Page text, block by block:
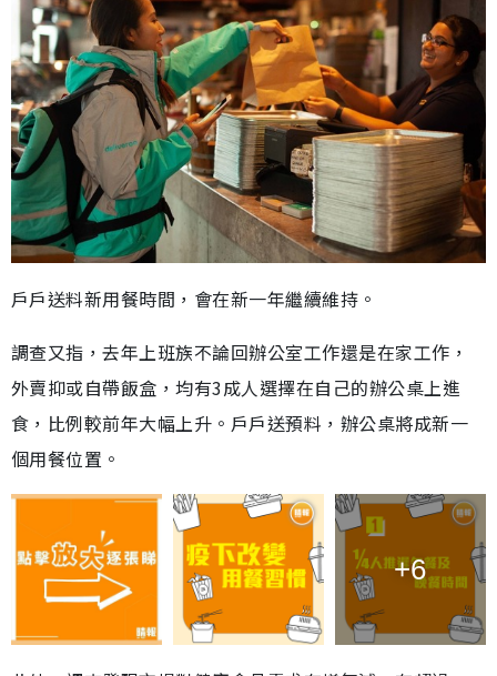
戶戶送料新用餐時間，會在新一年繼續維持。
調查又指，去年上班族不論回辦公室工作還是在家工作，
外賣抑或自帶飯盒，均有3成人選擇在自己的辦公桌上進
食，比例較前年大幅上升。戶戶送預料，辦公桌將成新一
個用餐位置。
+6